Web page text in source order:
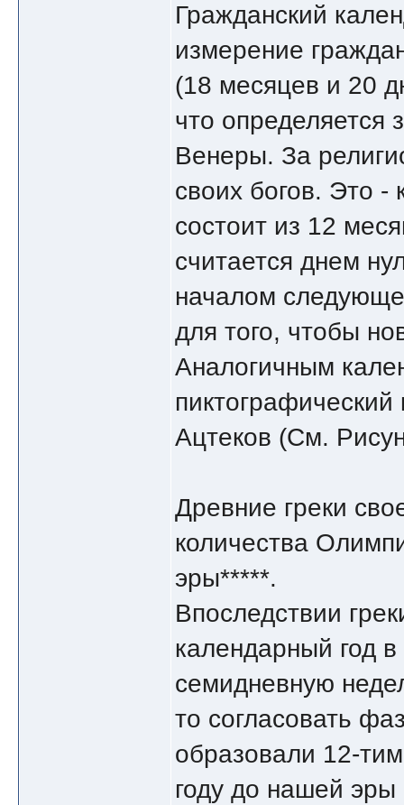
Гражданский
измерение
(18 месяцев и 20
что определяется
Венеры. За
своих богов. Это -
состоит из 12
считается днем
началом
для того, чтобы
Аналогичным
Ацтеков (См.
Древние греки
количества
эры*****.
Впоследствии
календарный год
семидневную
то согласовать
образовали 12-
году до нашей